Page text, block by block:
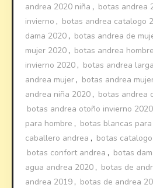
andrea 2020 niña , botas andrea
invierno , botas andrea catalogo
dama 2020 , botas andrea de
mujer 2020 , botas andrea hombre
invierno 2020 , botas andrea
andrea mujer , botas andrea
andrea niña 2020 , botas andrea
botas andrea otoño invierno 2020
para hombre , botas blancas
caballero andrea , botas
botas confort andrea , botas
agua andrea 2020 , botas de
andrea 2019 , botas de andrea